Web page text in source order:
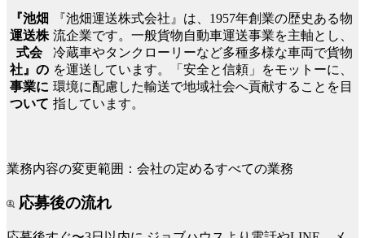
『池畑
運送株
式会
社』の
事業に
ついて
『池畑運送株式会社』は、1957年創業の歴史ある物
流企業です。一般貨物自動車運送事業を主軸とし、
冷蔵車やタンクローリーなど多種多様な車両で貨物
を運送しています。「安全と信頼」をモットーに、
環境に配慮した輸送で地域社会へ貢献することを目
指しています。
業務内容の変更範囲：会社の定めるすべての業務
応募後の流れ